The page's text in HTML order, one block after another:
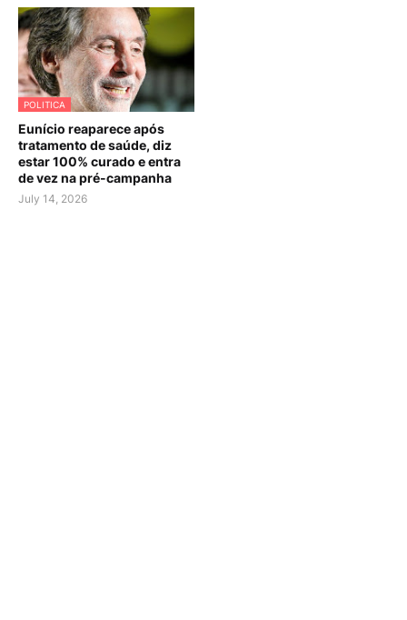
POLITICA
Eunício reaparece após
tratamento de saúde, diz
estar 100% curado e entra
de vez na pré-campanha
July 14, 2026